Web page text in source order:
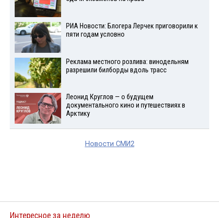
РИА Новости: Блогера Лерчек приговорили к
пяти годам условно
Реклама местного розлива: винодельням
разрешили билборды вдоль трасс
Леонид Круглов — о будущем
документального кино и путешествиях в
Арктику
Новости СМИ2
Интересное за неделю